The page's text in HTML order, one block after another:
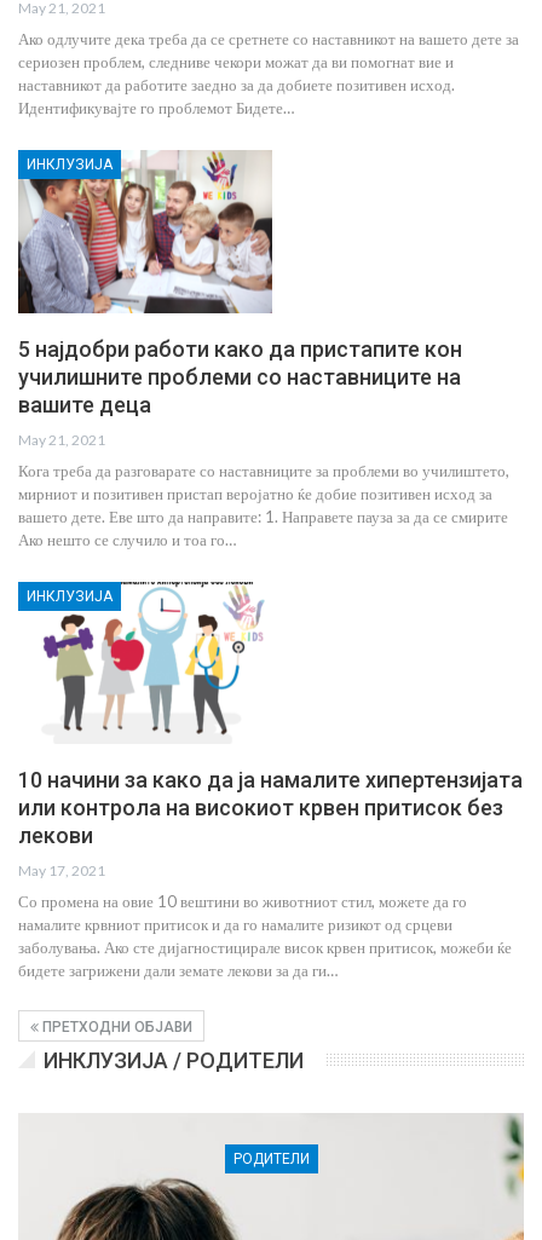
May 21, 2021
Ако одлучите дека треба да се сретнете со наставникот на вашето дете за
сериозен проблем, следниве чекори можат да ви помогнат вие и
наставникот да работите заедно за да добиете позитивен исход.
Идентификувајте го проблемот Бидете…
ИНКЛУЗИЈА
5 најдобри работи како да пристапите кон
училишните проблеми со наставниците на
вашите деца
May 21, 2021
Кога треба да разговарате со наставниците за проблеми во училиштето,
мирниот и позитивен пристап веројатно ќе добие позитивен исход за
вашето дете. Еве што да направите: 1. Направете пауза за да се смирите
Ако нешто се случило и тоа го…
ИНКЛУЗИЈА
10 начини за како да ја намалите хипертензијата
или контрола на високиот крвен притисок без
лекови
May 17, 2021
Со промена на овие 10 вештини во животниот стил, можете да го
намалите крвниот притисок и да го намалите ризикот од срцеви
заболувања. Ако сте дијагностицирале висок крвен притисок, можеби ќе
бидете загрижени дали земате лекови за да ги…
ПРЕТХОДНИ ОБЈАВИ
ИНКЛУЗИЈА / РОДИТЕЛИ
РОДИТЕЛИ